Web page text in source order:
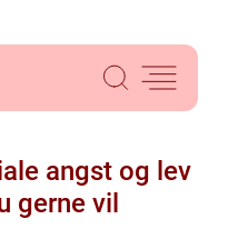
angst og lev
gerne vil